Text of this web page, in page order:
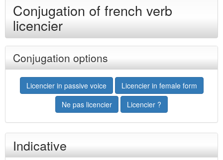
Conjugation of french verb
licencier
Conjugation options
Licencier in passive voice
Licencier in female form
Ne pas licencier
Licencier ?
Indicative